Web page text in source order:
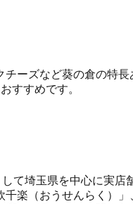
ーズなど葵の倉の特
すすめです。
て埼玉県を中心に実店
楽（おうせんらく）